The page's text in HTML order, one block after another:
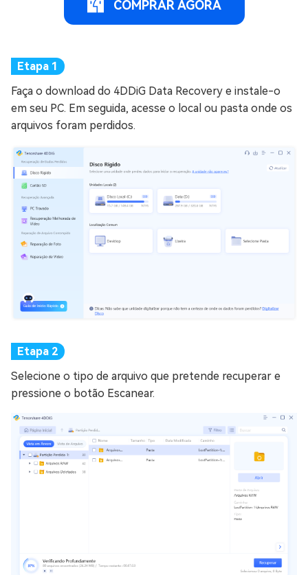
COMPRAR AGORA
Faça o download do 4DDiG Data Recovery e instale-o
em seu PC. Em seguida, acesse o local ou pasta onde os
arquivos foram perdidos.
Selecione o tipo de arquivo que pretende recuperar e
pressione o botão Escanear.